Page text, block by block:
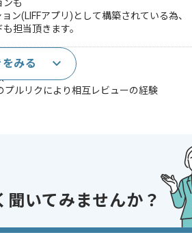
ンも
ン(LIFFアプリ)として構築されている為、
担当頂きます。
プルリクにより相互レビューの経験
基盤とした開発経験とAWS基礎知見
トエンド開発経験
発経験
経験
可能なケースもございます！まずはお気軽にご相
みる
聞いてみませんか？